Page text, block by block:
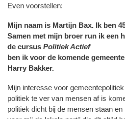
Even voorstellen:
Mijn naam is Martijn Bax. Ik ben
Samen met mijn broer run ik een
de cursus Politiek Actief
ben ik voor de komende
Harry Bakker.
Mijn interesse voor
politiek te ver van mensen af is
politiek dicht bij de mensen staan